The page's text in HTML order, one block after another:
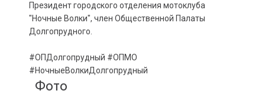
Президент городского отделения мотоклуба
"Ночные Волки", член Общественной Палаты
Долгопрудного.
#ОПДолгопрудный #ОПМО
#НочныеВолкиДолгопрудный
Фото